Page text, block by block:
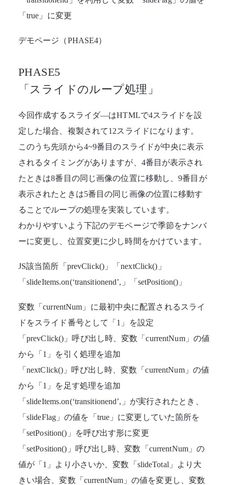
「true」に変更
デモページ（PHASE4）
PHASE5
「スライドのループ処理」
今回作成するスライダ―はHTMLで4スライドを設
定した場合、複製されて12スライドになります。
このうち先頭から4~9番目のスライドが中央に表示
されるタイミングがありますが、4番目が表示され
たときは8番目の同じ画像の位置に移動し、9番目が
表示されたときは5番目の同じ画像の位置に移動す
ることでループの処理を実装しています。
わかりやすいよう下記のデモページで季節をナンバ
ーに変更し、位置変更に少し時間をかけています。
JS該当箇所「prevClick()」「nextClick()」
「slideItems.on(‘transitionend’,」「setPosition()」
変数「currentNum」に最初中央に配置されるスライ
ドをスライド番号として「1」を設定
「prevClick()」呼び出し時、変数「currentNum」の値
から「1」を引く処理を追加
「nextClick()」呼び出し時、変数「currentNum」の値
から「1」を足す処理を追加
「slideItems.on(‘transitionend’,」が実行されたとき、
「slideFlag」の値を「true」に変更していた箇所を
「setPosition()」を呼び出す形に変更
「setPosition()」呼び出し時、変数「currentNum」の
値が「1」より小さいか、変数「slideTotal」より大
きい場合、変数「currentNum」の値を変更し、変数